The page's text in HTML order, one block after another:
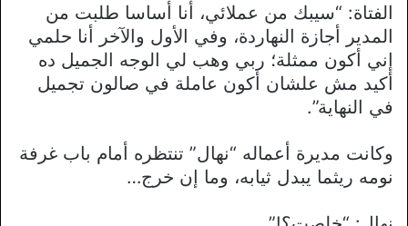
الفتاة: “سيبك من عملائي، أنا أساسا طلبت من
المدير أجازة النهاردة، وفي الأول والآخر أنا حلمي
إني أكون ممثلة؛ ربي وهب لي الوجه الجميل ده
أكيد مش علشان أكون عاملة في صالون تجميل
في النهاية”.
وكانت مديرة أعماله “نهال” تنتظره أمام باب غرفة
نومه ريثما يبدل ثيابه، وما إن خرج…